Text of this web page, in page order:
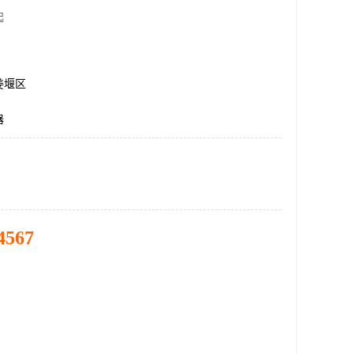
堰区